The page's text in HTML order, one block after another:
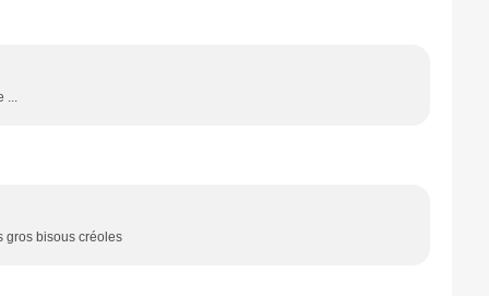
gros bisous créoles